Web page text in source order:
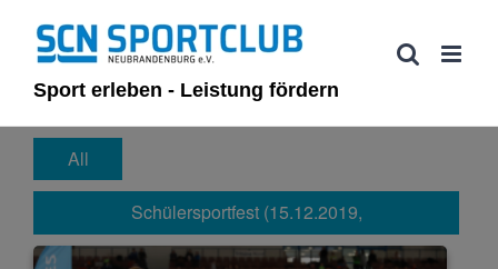
Inhalt
springenSport erleben - Leistung fördern
All
Schülersportfest (15.12.2019,
Siegerehrungen)